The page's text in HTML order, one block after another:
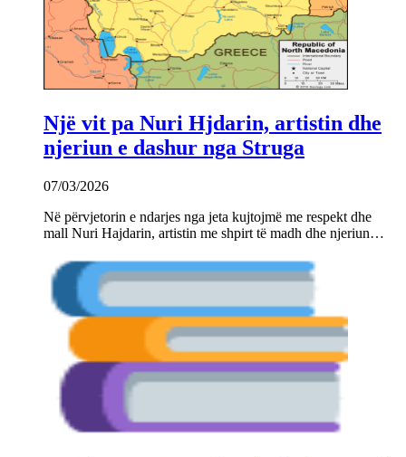
Një vit pa Nuri Hjdarin, artistin dhe
njeriun e dashur nga Struga
07/03/2026
Në përvjetorin e ndarjes nga jeta kujtojmë me respekt dhe
mall Nuri Hajdarin, artistin me shpirt të madh dhe njeriun…